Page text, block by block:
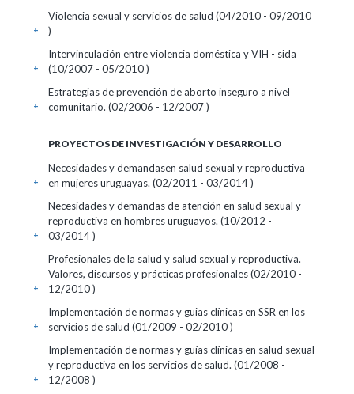
Violencia sexual y servicios de salud (04/2010 - 09/2010
)
+
Intervinculación entre violencia doméstica y VIH - sida
(10/2007 - 05/2010 )
+
Estrategias de prevención de aborto inseguro a nivel
comunitario. (02/2006 - 12/2007 )
+
PROYECTOS DE INVESTIGACIÓN Y DESARROLLO
Necesidades y demandasen salud sexual y reproductiva
en mujeres uruguayas. (02/2011 - 03/2014 )
+
Necesidades y demandas de atención en salud sexual y
reproductiva en hombres uruguayos. (10/2012 -
03/2014 )
+
Profesionales de la salud y salud sexual y reproductiva.
Valores, discursos y prácticas profesionales (02/2010 -
12/2010 )
+
Implementación de normas y guias clínicas en SSR en los
servicios de salud (01/2009 - 02/2010 )
+
Implementación de normas y guías clínicas en salud sexual
y reproductiva en los servicios de salud. (01/2008 -
12/2008 )
+